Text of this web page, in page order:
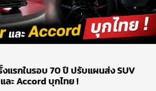
แรกในรอบ 70 ปี ปรับแผนส่ง SUV
ละ Accord บุกไทย !